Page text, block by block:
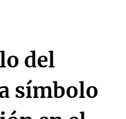
del
símbolo